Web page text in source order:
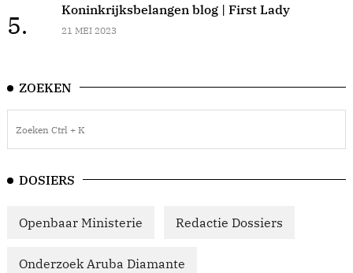
5.
Koninkrijksbelangen blog | First Lady
21 MEI 2023
ZOEKEN
DOSIERS
Openbaar Ministerie Redactie Dossiers
Onderzoek Aruba Diamante